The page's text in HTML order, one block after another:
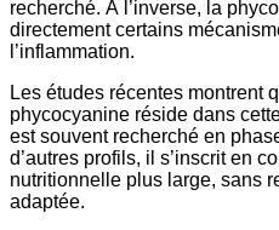
recherché. À l’inverse, la
directement certains
l’inflammation.
Les études récentes montrent
phycocyanine réside dans
est souvent recherché en
d’autres profils, il s’inscrit en
nutritionnelle plus large, sans
adaptée.